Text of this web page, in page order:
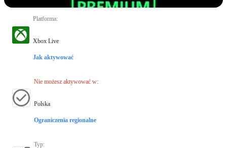
Platforma:
Xbox Live
Jak aktywować
Nie możesz aktywować w:
Polska
Ograniczenia regionalne
Typ: